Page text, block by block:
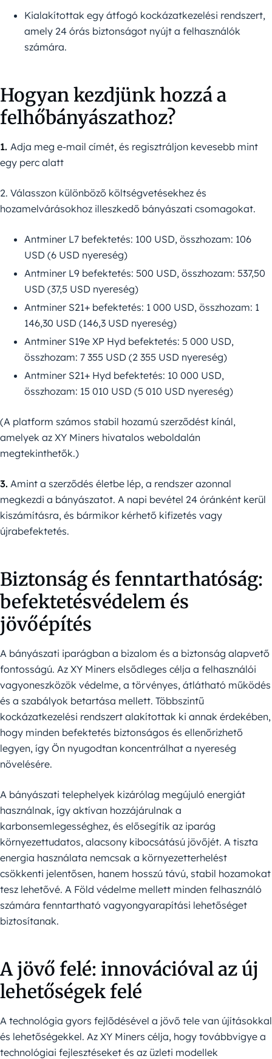
Kialakítottak egy átfogó kockázatkezelési rendszert,
amely 24 órás biztonságot nyújt a felhasználók
számára.
Hogyan kezdjünk hozzá a
felhőbányászathoz?
1. Adja meg e-mail címét, és regisztráljon kevesebb mint
egy perc alatt
2. Válasszon különböző költségvetésekhez és
hozamelvárásokhoz illeszkedő bányászati csomagokat.
Antminer L7 befektetés: 100 USD, összhozam: 106
USD (6 USD nyereség)
Antminer L9 befektetés: 500 USD, összhozam: 537,50
USD (37,5 USD nyereség)
Antminer S21+ befektetés: 1 000 USD, összhozam: 1
146,30 USD (146,3 USD nyereség)
Antminer S19e XP Hyd befektetés: 5 000 USD,
összhozam: 7 355 USD (2 355 USD nyereség)
Antminer S21+ Hyd befektetés: 10 000 USD,
összhozam: 15 010 USD (5 010 USD nyereség)
(A platform számos stabil hozamú szerződést kínál,
amelyek az XY Miners hivatalos weboldalán
megtekinthetők.)
3. Amint a szerződés életbe lép, a rendszer azonnal
megkezdi a bányászatot. A napi bevétel 24 óránként kerül
kiszámításra, és bármikor kérhető kifizetés vagy
újrabefektetés.
Biztonság és fenntarthatóság:
befektetésvédelem és
jövőépítés
A bányászati iparágban a bizalom és a biztonság alapvető
fontosságú. Az XY Miners elsődleges célja a felhasználói
vagyoneszközök védelme, a törvényes, átlátható működés
és a szabályok betartása mellett. Többszintű
kockázatkezelési rendszert alakítottak ki annak érdekében,
hogy minden befektetés biztonságos és ellenőrizhető
legyen, így Ön nyugodtan koncentrálhat a nyereség
növelésére.
A bányászati telephelyek kizárólag megújuló energiát
használnak, így aktívan hozzájárulnak a
karbonsemlegességhez, és elősegítik az iparág
környezettudatos, alacsony kibocsátású jövőjét. A tiszta
energia használata nemcsak a környezetterhelést
csökkenti jelentősen, hanem hosszú távú, stabil hozamokat
tesz lehetővé. A Föld védelme mellett minden felhasználó
számára fenntartható vagyongyarapítási lehetőséget
biztosítanak.
A jövő felé: innovációval az új
lehetőségek felé
A technológia gyors fejlődésével a jövő tele van újításokkal
és lehetőségekkel. Az XY Miners célja, hogy továbbvigye a
technológiai fejlesztéseket és az üzleti modellek